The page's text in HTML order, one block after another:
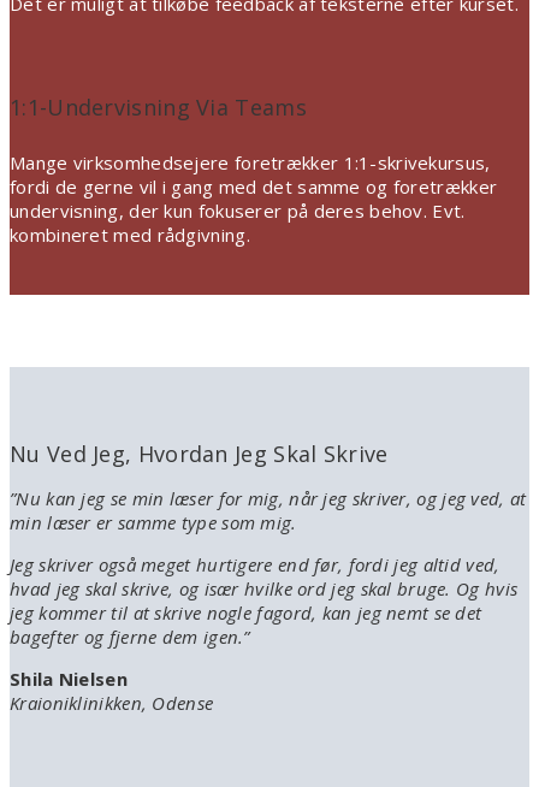
1:1-Undervisning Via Teams
Mange virksomhedsejere foretrækker 1:1-skrivekursus,
fordi de gerne vil i gang med det samme og foretrækker
undervisning, der kun fokuserer på deres behov. Evt.
kombineret med rådgivning.
Nu Ved Jeg, Hvordan Jeg Skal Skrive
”Nu kan jeg se min læser for mig, når jeg skriver, og jeg ved, at
min læser er samme type som mig.
Jeg skriver også meget hurtigere end før, fordi jeg altid ved,
hvad jeg skal skrive, og især hvilke ord jeg skal bruge. Og hvis
jeg kommer til at skrive nogle fagord, kan jeg nemt se det
bagefter og fjerne dem igen.”
Shila Nielsen
Kraioniklinikken, Odense